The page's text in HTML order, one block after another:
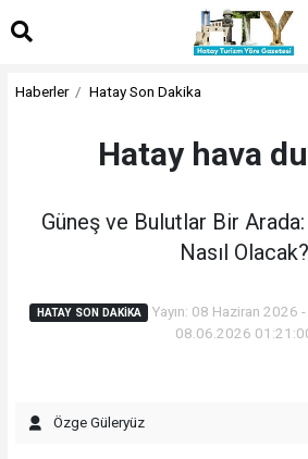
Haberler Hatay Son Dakika
Hatay hava
Güneş ve Bulutlar Bir Arada:
Nasıl Olacak?
HATAY SON DAKIKA
Yayın: 08 Haziran 2026
08.06.2026
Özge Güleryüz